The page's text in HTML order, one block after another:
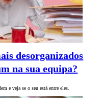
desorganizados
na sua equipa?
e veja se o seu está entre eles.